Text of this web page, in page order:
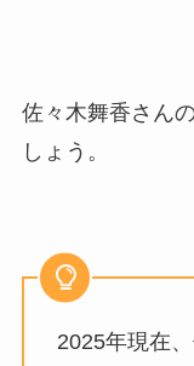
佐々木舞香さん
しょう。
2025年現在